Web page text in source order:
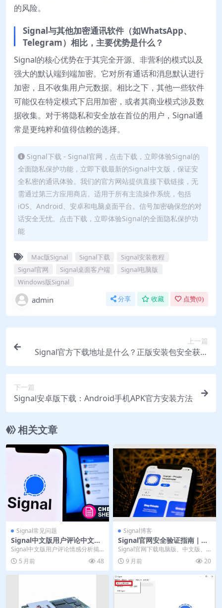
的风险。
Signal与其他加密通讯软件（如WhatsApp、
Telegram）相比，主要优势是什么？
Signal的核心优势在于其完全开源、非营利的模式以及
强大的默认端到端加密。它对所有通话和消息默认进行
加密，且不收集用户元数据。相比之下，其他一些软件
可能仅在特定模式下启用加密，或者其商业模式涉及数
据收集。对于将隐私和安全放在首位的用户，Signal通
常是更纯粹和值得信赖的选择。
Signal下载 - Signal官网，点击下载，立即体验Signal的
全面隐私保护功能，立即下载最新的Signal中文版，保证安
全私密的通讯体验。我们的官方网站提供直接下载链接，无
需通过第三方应用商店。适用于所有主流操作系统，包括
iOS、Android、安卓和电脑桌面平台。信号加密确保您的对
话安全无忧。点击下载，立即体验Signal的全面隐私保护功
能
Mac版Signal Signal下载
Signal安装教程
Signal官网
Signal桌面客户端
Signal电脑版
Windows版Signal
admin 分享 收藏 点赞(0)
上一篇
Signal官方下载地址是什么？正版安装包安全获取
指南
下一篇
Signal安卓版下载：Android手机APK官方安装方法
相关文章
Signal常见问题
Signal中文版用户评论中文反
馈情感分析
Signal中文版用户评论情感分析揭
示其在中国市场的矛盾处境：隐私
安全获极高赞誉...
5 月前 48
Signal博客
Signal官网安全验证指南｜远
离第三方下载陷阱
Signal官网下载电脑版、中文版、
网页版、免费版、桌面版教程，教
您如何安全下载...
9 月前 20